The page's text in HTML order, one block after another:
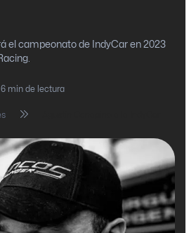
el campeonato de IndyCar en 2023
6 min de lectura